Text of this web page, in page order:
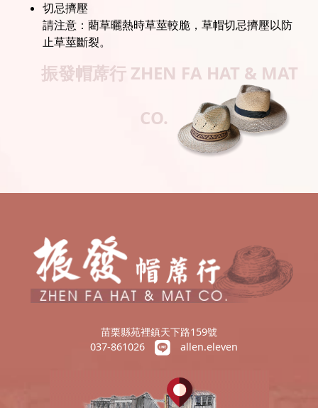
切忌擠壓
請注意：藺草曬熱時草莖較脆，草帽切忌擠壓以防
止草莖斷裂。
振發帽蓆行 ZHEN FA HAT & MAT
CO.
苗栗縣苑裡鎮天下路159號
037-861026
allen.eleven